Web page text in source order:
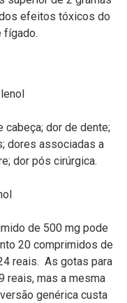
efeitos tóxicos do
fígado.
cabeça; dor de dente;
dores associadas a
dor pós cirúrgica.
de 500 mg pode
20 comprimidos de
reais. As gotas para
reais, mas a mesma
genérica custa